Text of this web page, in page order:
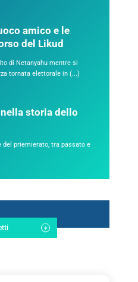
amico e le
del Likud
di Netanyahu mentre si
tornata elettorale in (...)
nella storia dello
del priemierato, tra passato e